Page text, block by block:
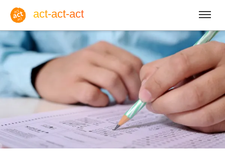
act-act-act
Anmelden
Blog